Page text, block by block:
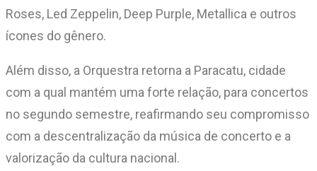
Roses, Led Zeppelin, Deep Purple, Metallica e outros
ícones do gênero.
Além disso, a Orquestra retorna a Paracatu, cidade
com a qual mantém uma forte relação, para concertos
no segundo semestre, reafirmando seu compromisso
com a descentralização da música de concerto e a
valorização da cultura nacional.